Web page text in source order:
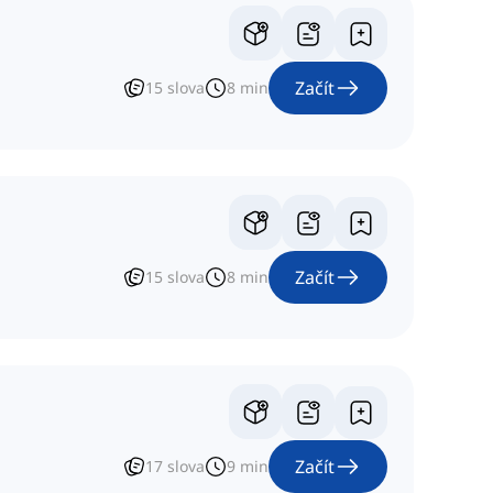
15 slova 8 min Začít
15 slova 8 min Začít
17 slova 9 min Začít